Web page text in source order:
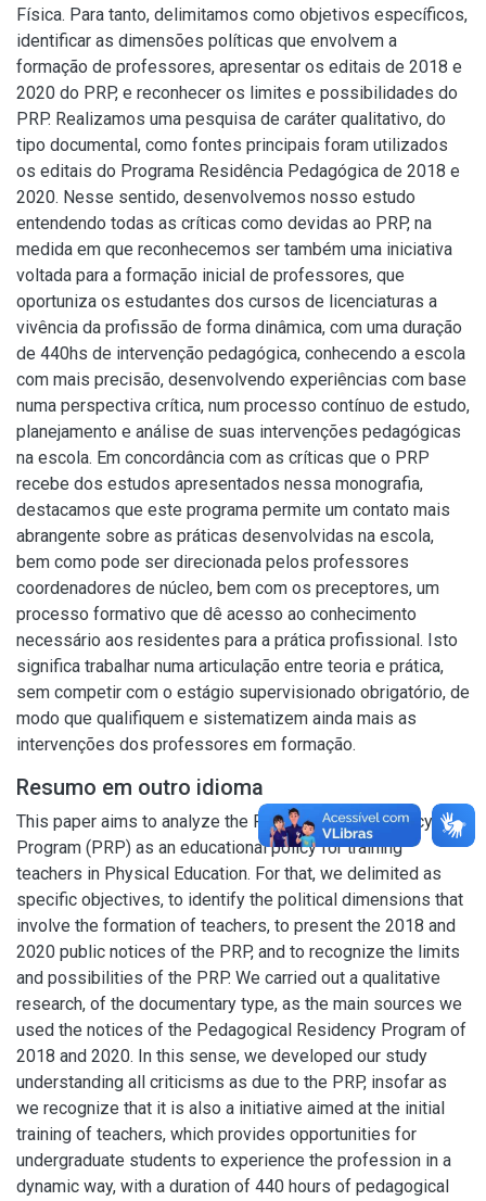
Física. Para tanto, delimitamos como objetivos específicos,
identificar as dimensões políticas que envolvem a
formação de professores, apresentar os editais de 2018 e
2020 do PRP, e reconhecer os limites e possibilidades do
PRP. Realizamos uma pesquisa de caráter qualitativo, do
tipo documental, como fontes principais foram utilizados
os editais do Programa Residência Pedagógica de 2018 e
2020. Nesse sentido, desenvolvemos nosso estudo
entendendo todas as críticas como devidas ao PRP, na
medida em que reconhecemos ser também uma iniciativa
voltada para a formação inicial de professores, que
oportuniza os estudantes dos cursos de licenciaturas a
vivência da profissão de forma dinâmica, com uma duração
de 440hs de intervenção pedagógica, conhecendo a escola
com mais precisão, desenvolvendo experiências com base
numa perspectiva crítica, num processo contínuo de estudo,
planejamento e análise de suas intervenções pedagógicas
na escola. Em concordância com as críticas que o PRP
recebe dos estudos apresentados nessa monografia,
destacamos que este programa permite um contato mais
abrangente sobre as práticas desenvolvidas na escola,
bem como pode ser direcionada pelos professores
coordenadores de núcleo, bem com os preceptores, um
processo formativo que dê acesso ao conhecimento
necessário aos residentes para a prática profissional. Isto
significa trabalhar numa articulação entre teoria e prática,
sem competir com o estágio supervisionado obrigatório, de
modo que qualifiquem e sistematizem ainda mais as
intervenções dos professores em formação.
Resumo em outro idioma
This paper aims to analyze the Pedagogical Residency
Program (PRP) as an educational policy for training
teachers in Physical Education. For that, we delimited as
specific objectives, to identify the political dimensions that
involve the formation of teachers, to present the 2018 and
2020 public notices of the PRP, and to recognize the limits
and possibilities of the PRP. We carried out a qualitative
research, of the documentary type, as the main sources we
used the notices of the Pedagogical Residency Program of
2018 and 2020. In this sense, we developed our study
understanding all criticisms as due to the PRP, insofar as
we recognize that it is also a initiative aimed at the initial
training of teachers, which provides opportunities for
undergraduate students to experience the profession in a
dynamic way, with a duration of 440 hours of pedagogical